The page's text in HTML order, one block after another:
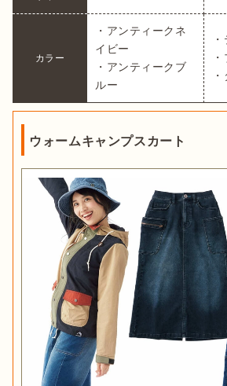
カラー
・アンティークネ
イビー
・アンティークブ
ルー
ウォームキャンプスカート